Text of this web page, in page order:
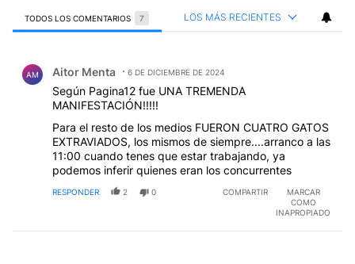
TODOS LOS COMENTARIOS 7 LOS MÁS RECIENTES
AM Aitor Menta 6 DE DICIEMBRE DE 2024
Según Pagina12 fue UNA TREMENDA
MANIFESTACIÓN!!!!!
Para el resto de los medios FUERON CUATRO GATOS
EXTRAVIADOS, los mismos de siempre....arranco a las
11:00 cuando tenes que estar trabajando, ya
podemos inferir quienes eran los concurrentes
RESPONDER 2 0 COMPARTIR
MARCAR
COMO
INAPROPIADO